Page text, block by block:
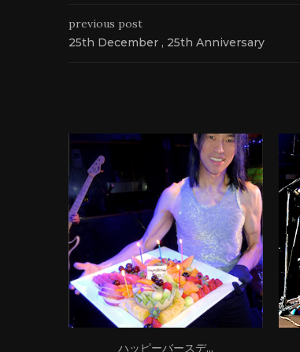
previous post
25th December , 25th Anniversary
ハッピーバースデ...